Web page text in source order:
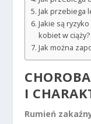
Jak przebiega
Jakie są
kobiet w ciąży?
Jak można
I
Rumień